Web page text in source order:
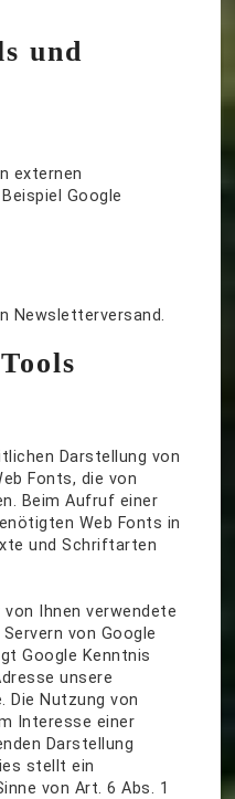
und
externen
Google
Newsletterversand.
Darstellung von
Fonts, die von
Beim Aufruf einer
Web Fonts in
und Schriftarten
Ihnen verwendete
von Google
Google Kenntnis
unsere
Die Nutzung von
Interesse einer
Darstellung
stellt ein
von Art. 6 Abs. 1